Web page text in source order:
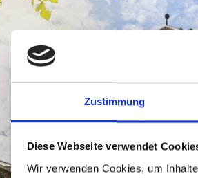
Zustimmung
Diese Webseite verwendet
Wir verwenden Cookies, um